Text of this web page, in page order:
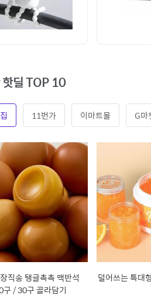
핫딜 TOP 10
11번가 이마트몰 G마
직송 탱글촉촉 맥반석
구 / 30구 골라담기
덜어쓰는 특대